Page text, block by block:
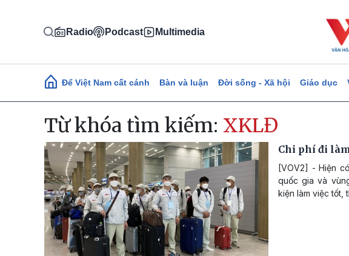
Radio Podcast Multimedia
Main navigation
Để Việt Nam cất cánh Bàn và luận Đời sống - Xã hội Giáo dục
Từ khóa tìm kiếm: XKLĐ
Chi phí đi
[VOV2] - Hiện
quốc gia và
kiện làm việc tốt,